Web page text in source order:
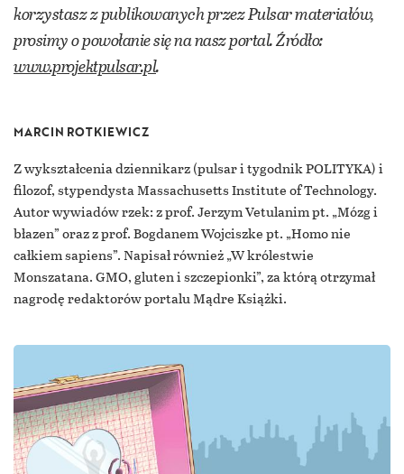
korzystasz z publikowanych przez Pulsar materiałów,
prosimy o powołanie się na nasz portal. Źródło:
www.projektpulsar.pl.
MARCIN ROTKIEWICZ
Z wykształcenia dziennikarz (pulsar i tygodnik POLITYKA) i
filozof, stypendysta Massachusetts Institute of Technology.
Autor wywiadów rzek: z prof. Jerzym Vetulanim pt. „Mózg i
błazen” oraz z prof. Bogdanem Wojciszke pt. „Homo nie
całkiem sapiens”. Napisał również „W królestwie
Monszatana. GMO, gluten i szczepionki”, za którą otrzymał
nagrodę redaktorów portalu Mądre Książki.